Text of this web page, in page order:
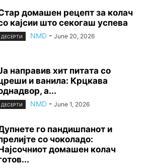
домашен рецепт за колач
кајсии што секогаш успева
ДЕСЕРТИ NMD - June 20, 2026
направив хит питата со
и ванила: Крцкава
а...
ДЕСЕРТИ NMD - June 1, 2026
го пандишпанот и
со чоколадо:
домашен колач